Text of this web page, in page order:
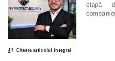
etapă
 Citeste articolul integral